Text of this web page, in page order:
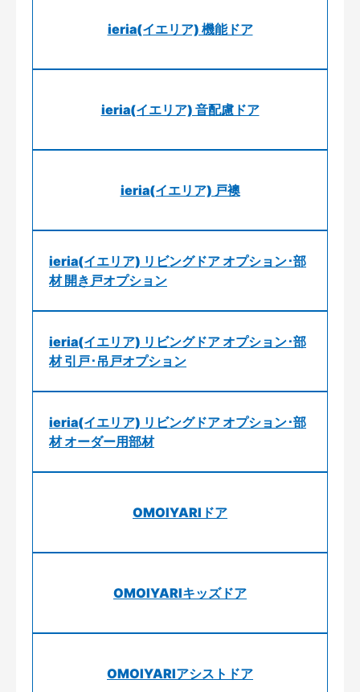
ieria(イエリア) 機能ドア
ieria(イエリア) 音配慮ドア
ieria(イエリア) 戸襖
ieria(イエリア) リビングドア オプション･部
材 開き戸オプション
ieria(イエリア) リビングドア オプション･部
材 引戸･吊戸オプション
ieria(イエリア) リビングドア オプション･部
材 オーダー用部材
OMOIYARIドア
OMOIYARIキッズドア
OMOIYARIアシストドア